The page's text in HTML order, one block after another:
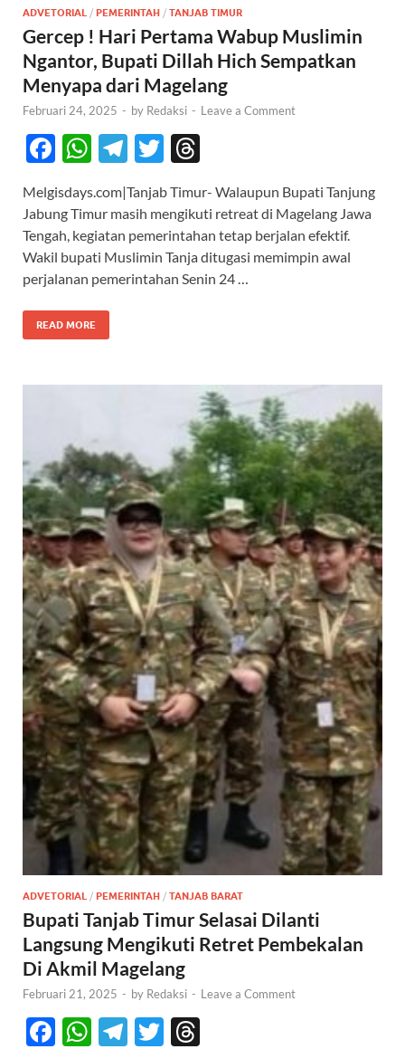
ADVETORIAL / PEMERINTAH / TANJAB TIMUR
Gercep ! Hari Pertama Wabup Muslimin
Ngantor, Bupati Dillah Hich Sempatkan
Menyapa dari Magelang
Februari 24, 2025 - by Redaksi - Leave a Comment
F
e
b
o
o
k
W
at
s
A
p
p
T
e
gr
a
m
T
itt
er
e
a
ds
Melgisdays.com|Tanjab Timur- Walaupun Bupati Tanjung
Jabung Timur masih mengikuti retreat di Magelang Jawa
Tengah, kegiatan pemerintahan tetap berjalan efektif.
Wakil bupati Muslimin Tanja ditugasi memimpin awal
perjalanan pemerintahan Senin 24 …
READ MORE
ADVETORIAL / PEMERINTAH / TANJAB BARAT
Bupati Tanjab Timur Selasai Dilanti
Langsung Mengikuti Retret Pembekalan
Di Akmil Magelang
Februari 21, 2025 - by Redaksi - Leave a Comment
F
W T
T